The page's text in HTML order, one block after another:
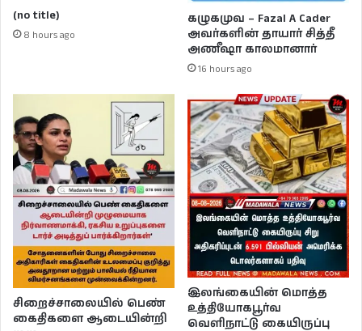
(no title)
8 hours ago
கழுகமுவ – Fazal A Cader
அவர்களின் தாயார் சித்தீ
அணீஷா காலமானார்
16 hours ago
சிறைச்சாலையில் பெண்
கைதிகளை ஆடையின்றி
இலங்கையின் மொத்த
உத்தியோகபூர்வ
வெளிநாட்டு கையிருப்பு